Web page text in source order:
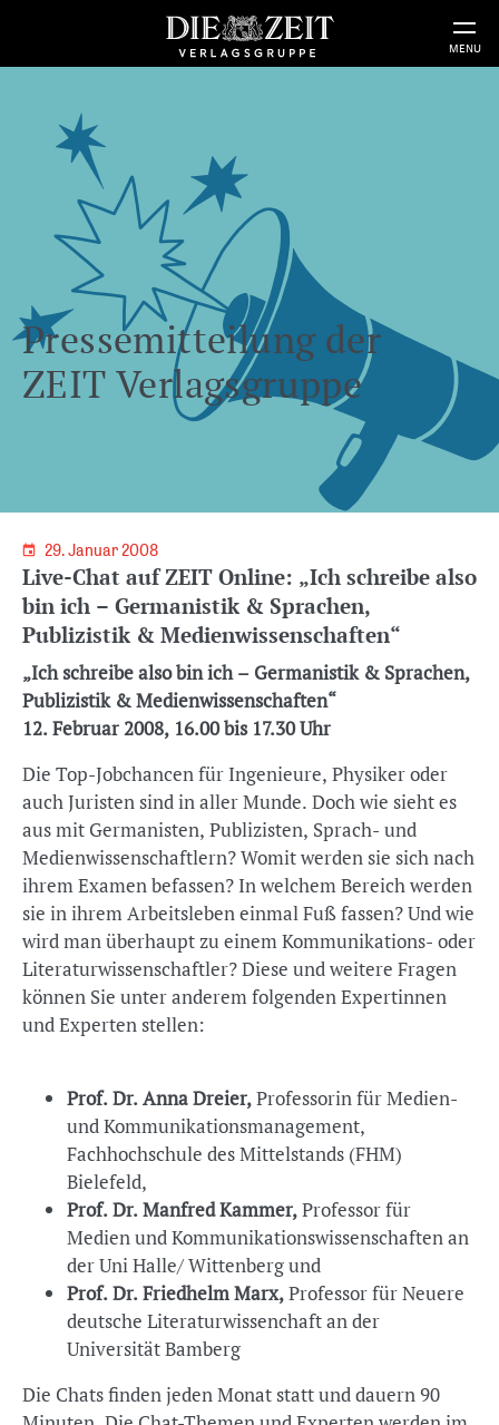
MENU
Pressemitteilung der
ZEIT Verlagsgruppe
29. Januar 2008
Live-Chat auf ZEIT Online: „Ich schreibe also
bin ich – Germanistik & Sprachen,
Publizistik & Medienwissenschaften“
„Ich schreibe also bin ich – Germanistik & Sprachen,
Publizistik & Medienwissenschaften“
12. Februar 2008, 16.00 bis 17.30 Uhr
Die Top-Jobchancen für Ingenieure, Physiker oder
auch Juristen sind in aller Munde. Doch wie sieht es
aus mit Germanisten, Publizisten, Sprach- und
Medienwissenschaftlern? Womit werden sie sich nach
ihrem Examen befassen? In welchem Bereich werden
sie in ihrem Arbeitsleben einmal Fuß fassen? Und wie
wird man überhaupt zu einem Kommunikations- oder
Literaturwissenschaftler? Diese und weitere Fragen
können Sie unter anderem folgenden Expertinnen
und Experten stellen:
Prof. Dr. Anna Dreier,Professorin für Medien-
und Kommunikationsmanagement,
Fachhochschule des Mittelstands (FHM)
Bielefeld,
Prof. Dr. Manfred Kammer,Professor für
Medien und Kommunikationswissenschaften an
der Uni Halle/ Wittenberg und
Prof. Dr. Friedhelm Marx,Professor für Neuere
deutsche Literaturwissenchaft an der
Universität Bamberg
Die Chats finden jeden Monat statt und dauern 90